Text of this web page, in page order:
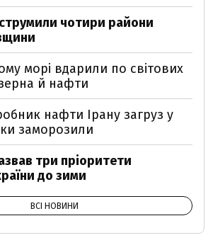
чотири райони
морі вдарили по світових
й нафти
нафти Ірану загруз у
заморозили
три пріоритети
до зими
ВСІ НОВИНИ